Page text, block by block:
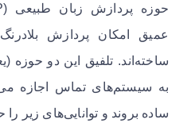
عمیق امکان پردازش
ساخته‌اند. تلفیق این دو حوزه
به سیستم‌های تماس اجازه
ساده بروند و توانایی‌های زیر